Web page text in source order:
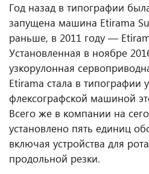
Год назад в типографии
запущена машина Etirama
раньше, в 2011 году —
Установленная в ноябре
узкорулонная
Etirama стала в типографии
флексографской машиной
Всего же в компании на
установлено пять единиц
включая устройства для
продольной резки.